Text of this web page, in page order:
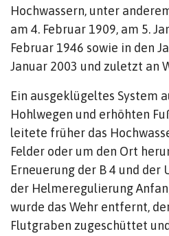
Hochwassern, unter
am 4. Februar 1909, am 5.
Februar 1946 sowie in den
Januar 2003 und zuletzt an
Ein ausgeklügeltes System
Hohlwegen und erhöhten
leitete früher das
Felder oder um den Ort
Erneuerung der B 4 und der
der Helmeregulierung
wurde das Wehr entfernt,
Flutgraben zugeschüttet